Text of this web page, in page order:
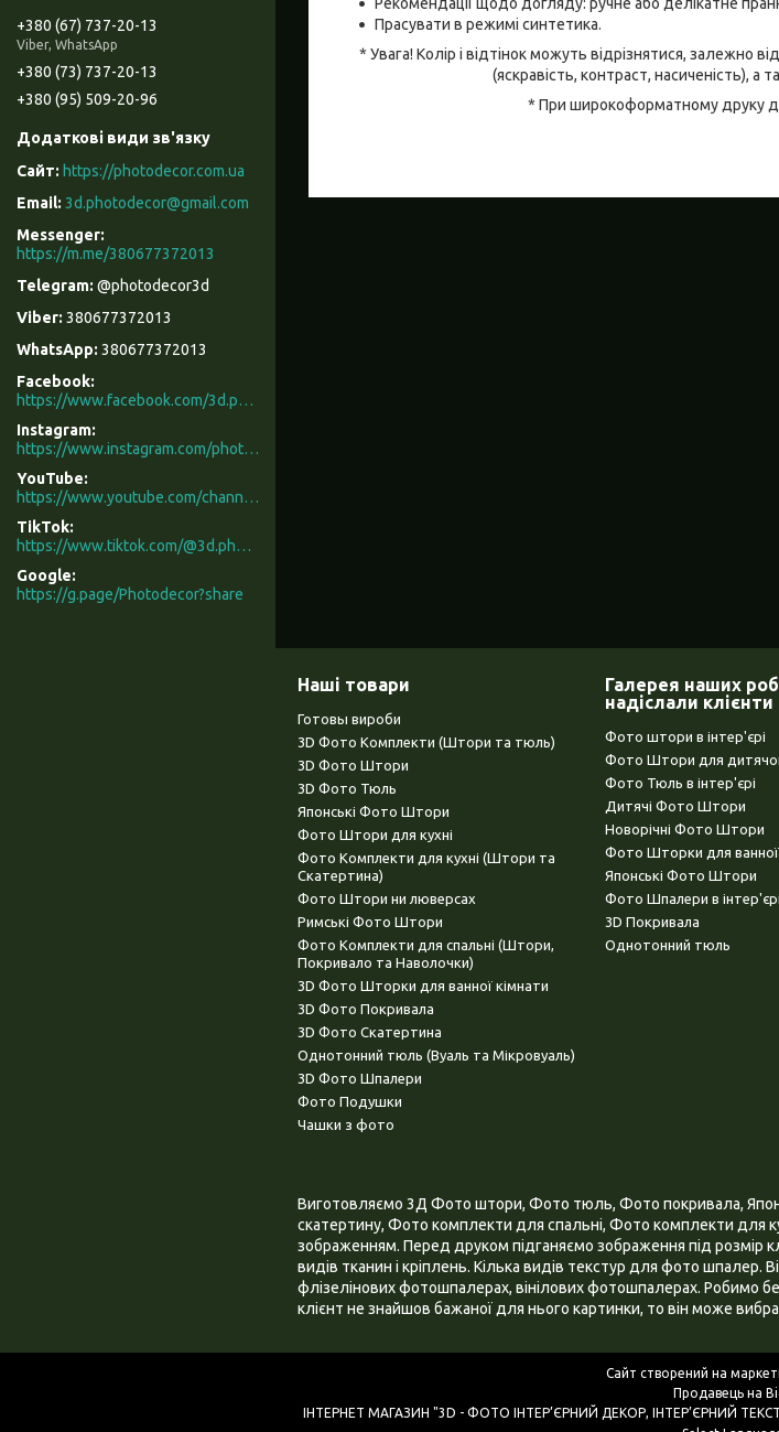
Прасувати в режимі синтетика.
* Увага! Колір і відтінок можуть відрізнятися, залежно
(яскравість, контраст, насиченість),
* При широкоформатному друку
+380 (67) 737-20-13
Viber, WhatsApp
+380 (73) 737-20-13
+380 (95) 509-20-96
https://photodecor.com.ua
3d.photodecor@gmail.com
https://m.me/380677372013
@photodecor3d
380677372013
380677372013
Facebook
https://www.facebook.com/3d.photodecor/
Instagram
https://www.instagram.com/photodecor.com.ua/
YouTube
https://www.youtube.com/channel/UCXCUerfqRY1Pw7-IptdbqyA/videos
TikTok
https://www.tiktok.com/@3d.photodecor?is_from_webapp=1&sender_device=pc
Google
https://g.page/Photodecor?share
Наші товари
Готовы вироби
3D Фото Комплекти (Штори та тюль)
3D Фото Штори
3D Фото Тюль
Японські Фото Штори
Фото Штори для кухні
Фото Комплекти для кухні (Штори та
Скатертина)
Фото Штори ни люверсах
Римські Фото Штори
Фото Комплекти для спальні (Штори,
Покривало та Наволочки)
3D Фото Шторки для ванної кімнати
3D Фото Покривала
3D Фото Скатертина
Однотонний тюль (Вуаль та Мікровуаль)
3D Фото Шпалери
Фото Подушки
Чашки з фото
Галерея наших
надіслали клієнти
Фото штори в інтер'єрі
Фото Штори для
Фото Тюль в інтер'єрі
Дитячі Фото Штори
Новорічні Фото Штори
Фото Шторки для ванної
Японські Фото Штори
Фото Шпалери в інтер'єрі
3D Покривала
Однотонний тюль
Виготовляємо 3Д Фото штори, Фото тюль, Фото покривала,
скатертину, Фото комплекти для спальні, Фото комплекти для
зображенням. Перед друком підганяємо зображення під розмір
видів тканин і кріплень. Кілька видів текстур для фото шпалер.
флізелінових фотошпалерах, вінілових фотошпалерах. Робимо
клієнт не знайшов бажаної для нього картинки, то він може
Сайт створений на
Продавець на